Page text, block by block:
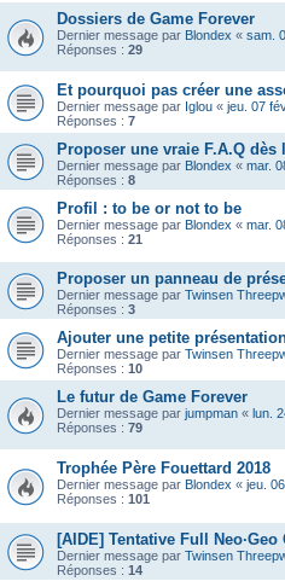
Dossiers de Game Forever
Dernier message par Blondex « sam.
Réponses : 29
Et pourquoi pas créer une
Dernier message par Iglou « jeu. 07
Réponses : 7
Proposer une vraie F.A.Q dès
Dernier message par Blondex « mar.
Réponses : 8
Profil : to be or not to be
Dernier message par Blondex « mar.
Réponses : 21
Proposer un panneau de
Dernier message par Twinsen
Réponses : 3
Ajouter une petite
Dernier message par Twinsen
Réponses : 10
Le futur de Game Forever
Dernier message par jumpman « lun.
Réponses : 79
Trophée Père Fouettard 2018
Dernier message par Blondex « jeu.
Réponses : 101
[AIDE] Tentative Full
Dernier message par Twinsen
Réponses : 14